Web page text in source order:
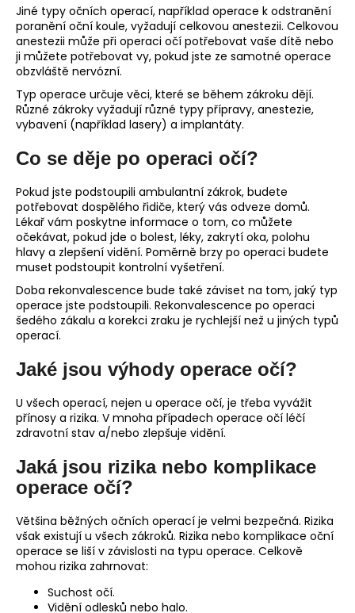
Jiné typy očních operací, například operace k odstranění
poranění oční koule, vyžadují celkovou anestezii. Celkovou
anestezii může při operaci očí potřebovat vaše dítě nebo
ji můžete potřebovat vy, pokud jste ze samotné operace
obzvláště nervózní.
Typ operace určuje věci, které se během zákroku dějí.
Různé zákroky vyžadují různé typy přípravy, anestezie,
vybavení (například lasery) a implantáty.
Co se děje po operaci očí?
Pokud jste podstoupili ambulantní zákrok, budete
potřebovat dospělého řidiče, který vás odveze domů.
Lékař vám poskytne informace o tom, co můžete
očekávat, pokud jde o bolest, léky, zakrytí oka, polohu
hlavy a zlepšení vidění. Poměrně brzy po operaci budete
muset podstoupit kontrolní vyšetření.
Doba rekonvalescence bude také záviset na tom, jaký typ
operace jste podstoupili. Rekonvalescence po operaci
šedého zákalu a korekci zraku je rychlejší než u jiných typů
operací.
Jaké jsou výhody operace očí?
U všech operací, nejen u operace očí, je třeba vyvážit
přínosy a rizika. V mnoha případech operace očí léčí
zdravotní stav a/nebo zlepšuje vidění.
Jaká jsou rizika nebo komplikace
operace očí?
Většina běžných očních operací je velmi bezpečná. Rizika
však existují u všech zákroků. Rizika nebo komplikace oční
operace se liší v závislosti na typu operace. Celkově
mohou rizika zahrnovat:
Suchost očí.
Vidění odlesků nebo halo.